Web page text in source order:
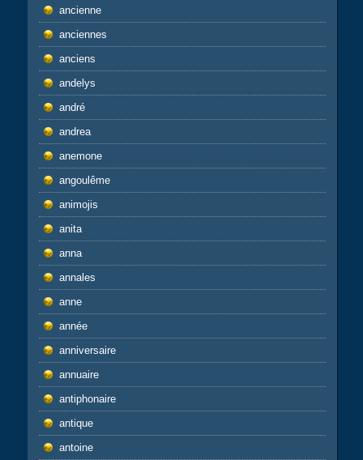
ancienne
anciennes
anciens
andelys
andré
andrea
anemone
angoulême
animojis
anita
anna
annales
anne
année
anniversaire
annuaire
antiphonaire
antique
antoine